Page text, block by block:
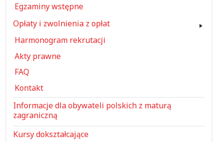
Egzaminy wstępne
Opłaty i zwolnienia z opłat
Harmonogram rekrutacji
Akty prawne
FAQ
Kontakt
Informacje dla obywateli polskich z maturą
zagraniczną
Kursy dokształcające